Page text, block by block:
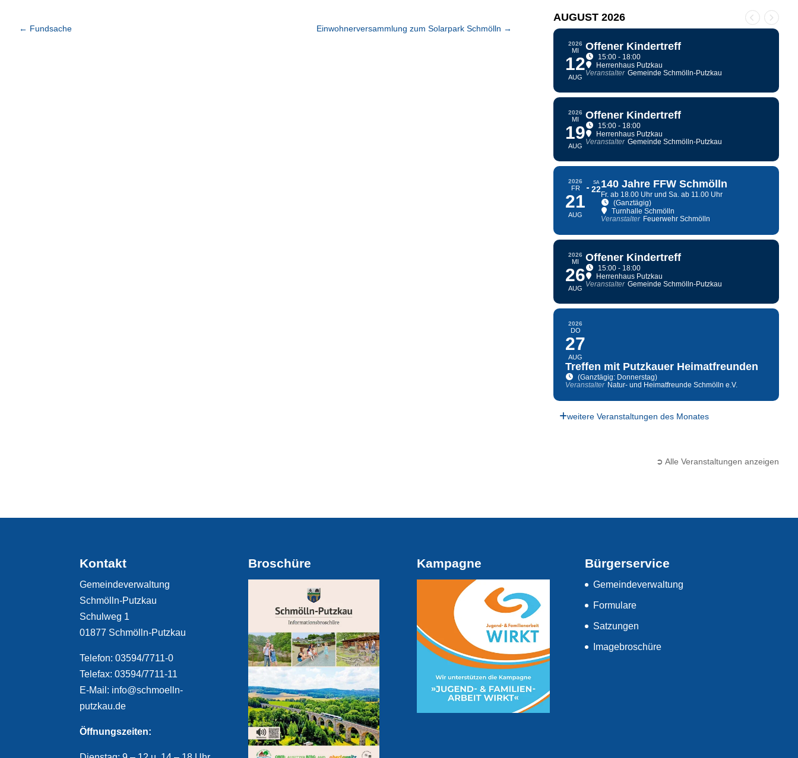
← Fundsache Einwohnerversammlung zum Solarpark Schmölln →
AUGUST 2026
2026
MI
12
AUG
Offener Kindertreff
15:00 - 18:00
Herrenhaus Putzkau
Veranstalter Gemeinde Schmölln-Putzkau
2026
MI
19
AUG
Offener Kindertreff
15:00 - 18:00
Herrenhaus Putzkau
Veranstalter Gemeinde Schmölln-Putzkau
2026
FR
21
AUG
SA
22140 Jahre FFW Schmölln
Fr. ab 18.00 Uhr und Sa. ab 11.00 Uhr
(Ganztägig)
Turnhalle Schmölln
Veranstalter Feuerwehr Schmölln
2026
MI
26
AUG
Offener Kindertreff
15:00 - 18:00
Herrenhaus Putzkau
Veranstalter Gemeinde Schmölln-Putzkau
2026
DO
27
AUG
Treffen mit Putzkauer Heimatfreunden
(Ganztägig: Donnerstag)
Veranstalter Natur- und Heimatfreunde Schmölln e.V.
weitere Veranstaltungen des Monates
➲ Alle Veranstaltungen anzeigen
Kontakt
Gemeindeverwaltung
Schmölln-Putzkau
Schulweg 1
01877 Schmölln-Putzkau
Telefon: 03594/7711-0
Telefax: 03594/7711-11
E-Mail: info@schmoelln-
putzkau.de
Öffnungszeiten:
Broschüre Kampagne Bürgerservice
Gemeindeverwaltung
Formulare
Satzungen
Imagebroschüre